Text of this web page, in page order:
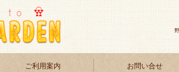
ご利用案内 お問い合せ